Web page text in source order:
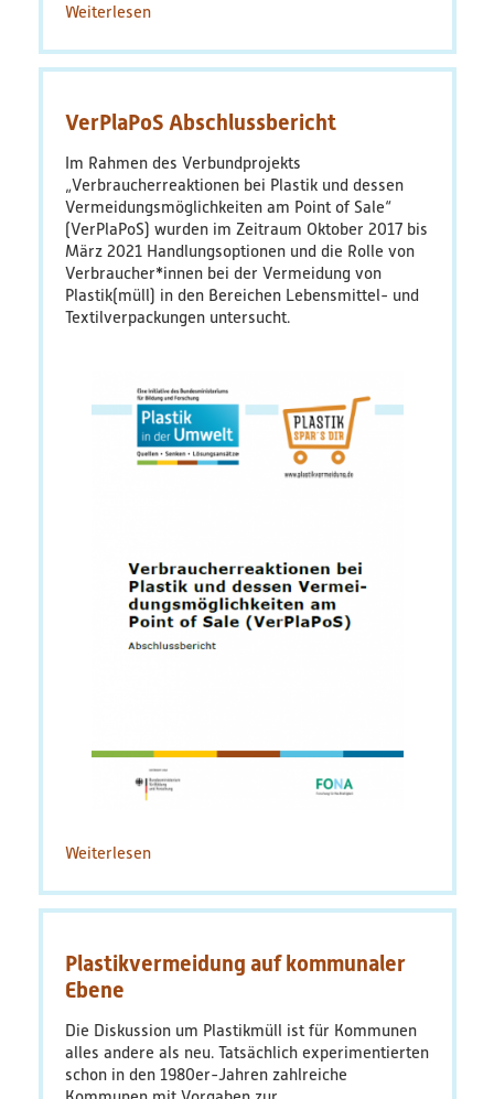
Weiterlesenüber
Kreislaufwirtschaft
für
–
Diskussionen,
Trends
und
politische
Herausforderungen
VerPlaPoS Abschlussbericht
Im Rahmen des Verbundprojekts
„Verbraucherreaktionen bei Plastik und dessen
Vermeidungsmöglichkeiten am Point of Sale“
(VerPlaPoS) wurden im Zeitraum Oktober 2017 bis
März 2021 Handlungsoptionen und die Rolle von
Verbraucher*innen bei der Vermeidung von
Plastik(müll) in den Bereichen Lebensmittel- und
Textilverpackungen untersucht.
Weiterlesenüber
Abschlussbericht
Plastikvermeidung auf kommunaler
Ebene
Die Diskussion um Plastikmüll ist für Kommunen
alles andere als neu. Tatsächlich experimentierten
schon in den 1980er-Jahren zahlreiche